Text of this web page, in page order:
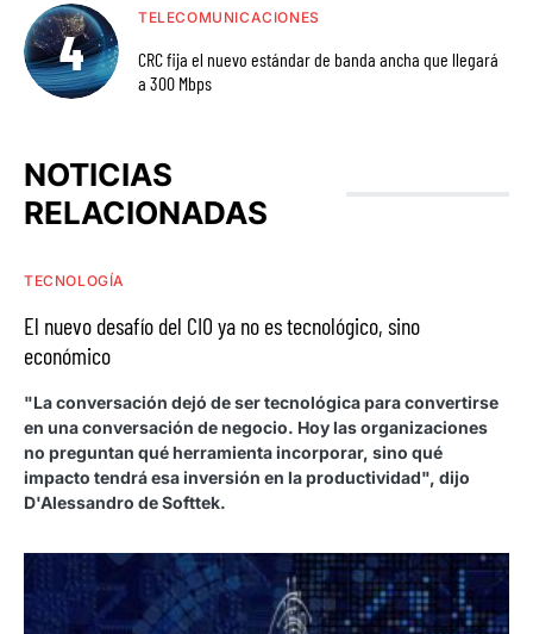
TELECOMUNICACIONES
CRC fija el nuevo estándar de banda ancha que llegará
a 300 Mbps
NOTICIAS
RELACIONADAS
TECNOLOGÍA
El nuevo desafío del CIO ya no es tecnológico, sino
económico
"La conversación dejó de ser tecnológica para convertirse
en una conversación de negocio. Hoy las organizaciones
no preguntan qué herramienta incorporar, sino qué
impacto tendrá esa inversión en la productividad", dijo
D'Alessandro de Softtek.